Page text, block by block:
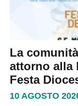
La
attorno alla
Festa
10 AGOSTO